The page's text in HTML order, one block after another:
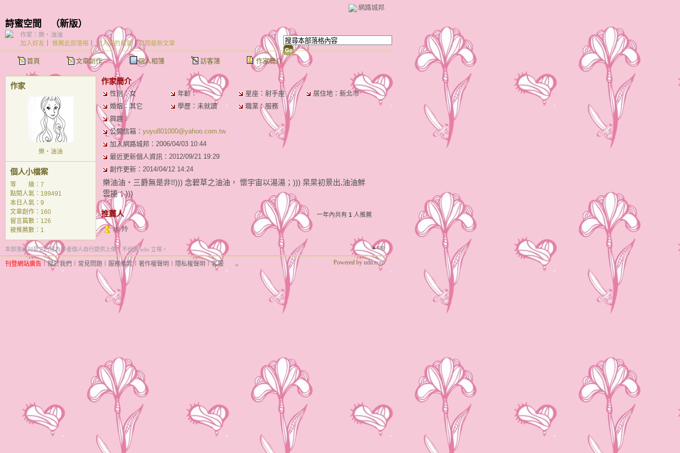
網路城邦
詩蜜空間 （新版）
首頁 文章創作 個人相簿 訪客簿 作家簡介
加入好友 推薦此部落格 加入我的最愛｜訂閱最新文章
作家：樂‧油油
作家
樂‧油油
個人小檔案
等 級：7
點閱人氣：189491
本日人氣：9
文章創作：160
留言篇數：126
被推薦數： 1
作家簡介
性別：女 年齡： 星座：射手座
居住地：新北市
婚姻：其它
學歷：未就讀
職業：服務
興趣：
公開信箱： yuyu801000@yahoo.com.tw
加入網路城邦：2006/04/03 10:44
最近更新個人資訊：2012/09/21 19:29
創作更新：2014/04/12 14:24
樂油油‧三爵無是非!!))) 念碧草之油油， 懷宇宙以湯湯；))) 杲杲初景出,油油鮮
雲捲；)))
推薦人 一年內共有 1 人推薦
水 羚
▲top
本部落格刊登之內容為作者個人自行提供上傳，不代表 udn 立場。
刊登網站廣告 ︱關於我們 常見問題 服務條款︱ 著作權聲明 隱私權聲明 ︱客服 Powered by udn.com